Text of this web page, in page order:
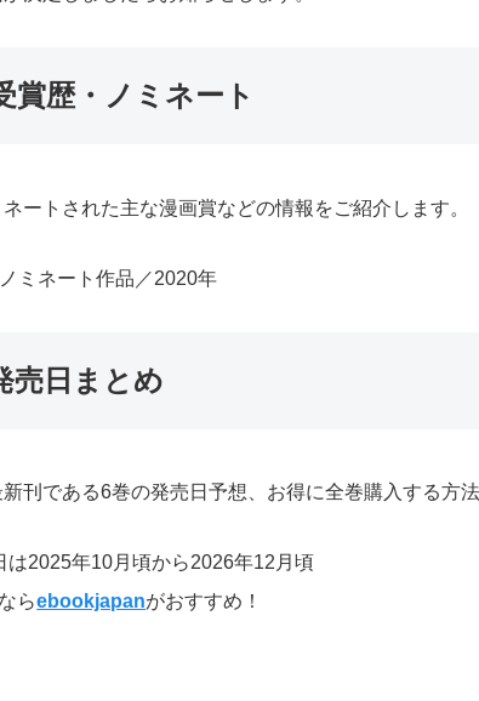
賞歴・ノミネート
ートされた主な漫画賞などの情報をご紹介します。
ミネート作品／2020年
売日まとめ
刊である6巻の発売日予想、お得に全巻購入する方
は2025年10月頃から2026年12月頃
らebookjapanがおすすめ！